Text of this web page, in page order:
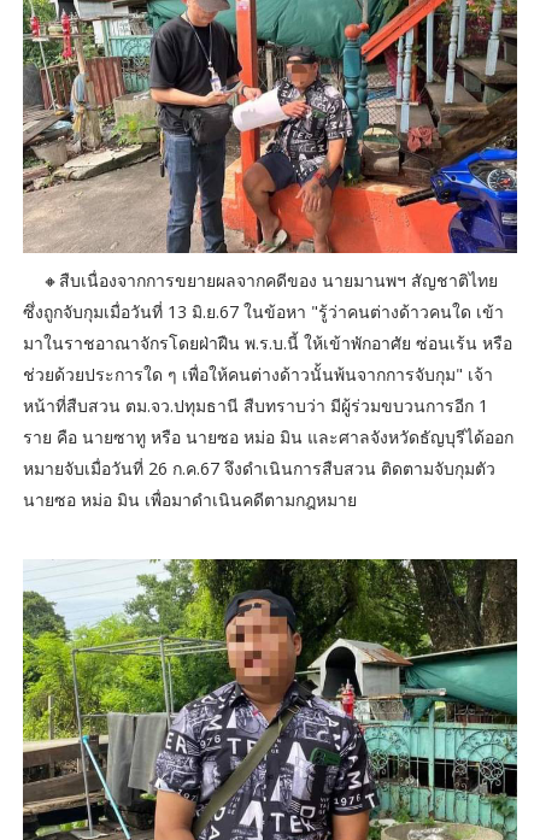
🔸สืบเนื่องจากการขยายผลจากคดีของ นายมานพฯ สัญชาติไทย
ซึ่งถูกจับกุมเมื่อวันที่ 13 มิ.ย.67 ในข้อหา "รู้ว่าคนต่างด้าวคนใด เข้า
มาในราชอาณาจักรโดยฝ่าฝืน พ.ร.บ.นี้ ให้เข้าพักอาศัย ซ่อนเร้น หรือ
ช่วยด้วยประการใด ๆ เพื่อให้คนต่างด้าวนั้นพ้นจากการจับกุม" เจ้า
หน้าที่สืบสวน ตม.จว.ปทุมธานี สืบทราบว่า มีผู้ร่วมขบวนการอีก 1
ราย คือ นายซาทู หรือ นายซอ หม่อ มิน และศาลจังหวัดธัญบุรีได้ออก
หมายจับเมื่อวันที่ 26 ก.ค.67 จึงดำเนินการสืบสวน ติดตามจับกุมตัว
นายซอ หม่อ มิน เพื่อมาดำเนินคดีตามกฎหมาย